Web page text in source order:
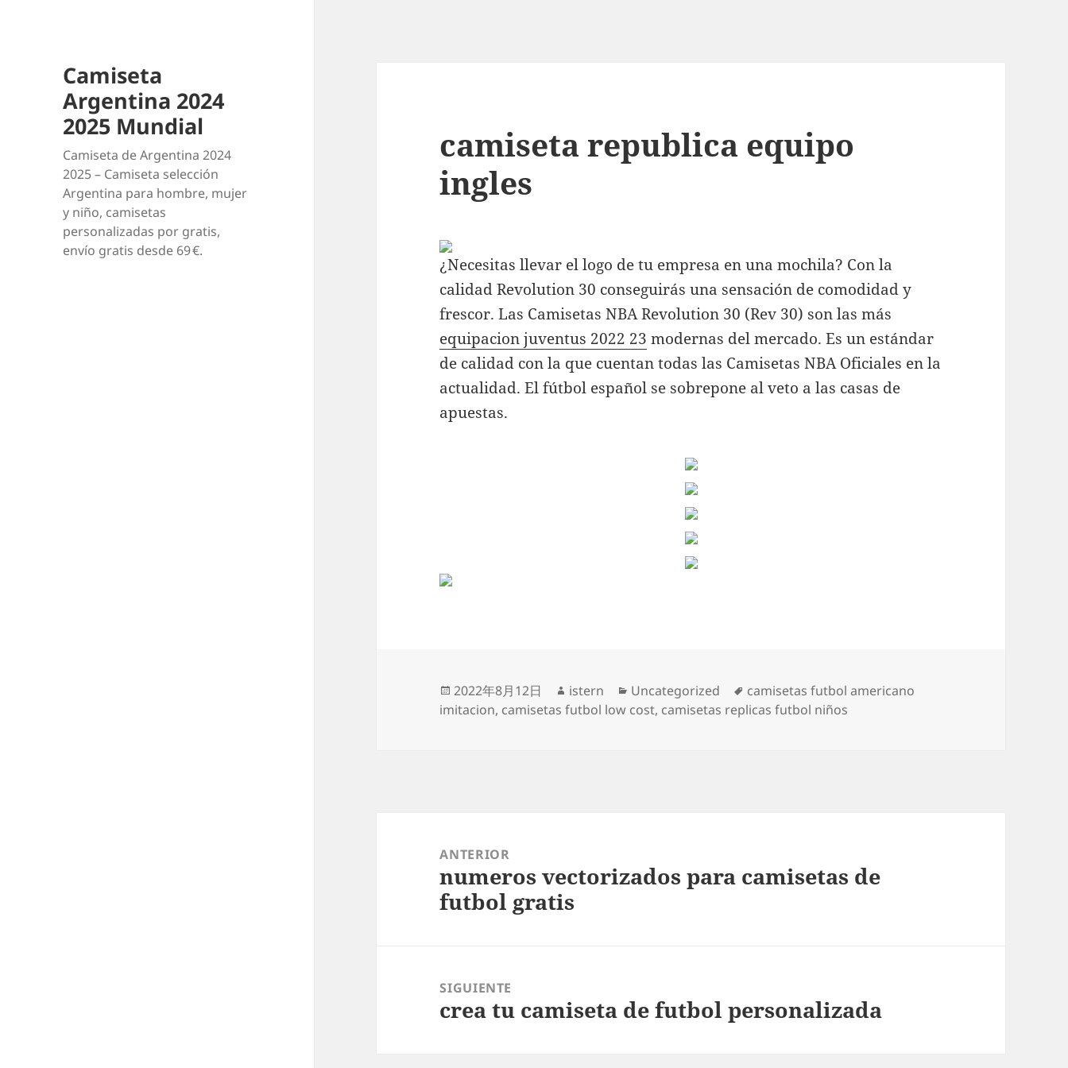
Camiseta
Argentina 2024
2025 Mundial
Camiseta de Argentina 2024
2025 – Camiseta selección
Argentina para hombre, mujer
y niño, camisetas
personalizadas por gratis,
envío gratis desde 69 €.
camiseta republica equipo
ingles
¿Necesitas llevar el logo de tu empresa en una mochila? Con la
calidad Revolution 30 conseguirás una sensación de comodidad y
frescor. Las Camisetas NBA Revolution 30 (Rev 30) son las más
equipacion juventus 2022 23 modernas del mercado. Es un estándar
de calidad con la que cuentan todas las Camisetas NBA Oficiales en la
actualidad. El fútbol español se sobrepone al veto a las casas de
apuestas.
Publicado
el
2022年8月12日 Autor
istern Categorías
Uncategorized Etiquetas
camisetas futbol americano
imitacion, camisetas futbol low cost, camisetas replicas futbol niños
entradas
ANTERIOR
Entrada
anterior:
numeros vectorizados para camisetas de
futbol gratis
SIGUIENTE
Entrada
crea tu camiseta de futbol personalizada